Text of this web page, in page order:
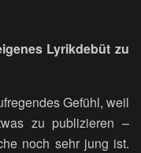
Lyrikdebüt zu
Gefühl, weil
zu publizieren –
noch sehr jung ist.